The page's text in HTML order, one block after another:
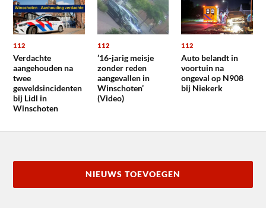
112
Verdachte
aangehouden na
twee
geweldsincidenten
bij Lidl in
Winschoten
112
’16-jarig meisje
zonder reden
aangevallen in
Winschoten’
(Video)
112
Auto belandt in
voortuin na
ongeval op N908
bij Niekerk
NIEUWS TOEVOEGEN